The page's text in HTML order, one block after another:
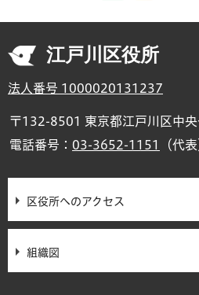
江戸川区役所
法人番号 1000020131237
〒132-8501 東京都江戸川区中
電話番号： 03-3652-1151 （代表
区役所へのアクセス
組織図